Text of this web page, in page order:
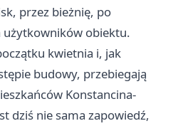
przez bieżnię, po
użytkowników obiektu.
kwietnia i, jak
budowy, przebiegają
Konstancina-
dziś nie sama zapowiedź,